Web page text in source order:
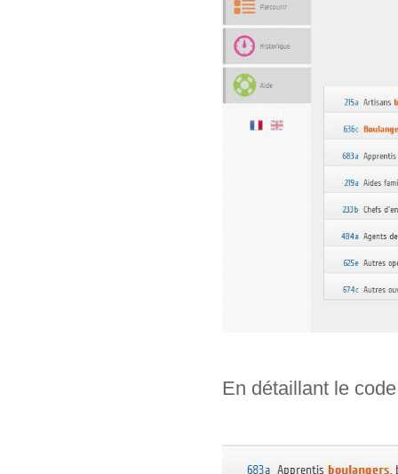
En détaillant le